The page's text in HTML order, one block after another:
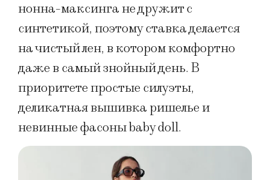
нонна-максинга не дружит с
синтетикой, поэтому ставка делается
на чистый лен, в котором комфортно
даже в самый знойный день. В
приоритете простые силуэты,
деликатная вышивка ришелье и
невинные фасоны baby doll.